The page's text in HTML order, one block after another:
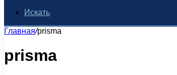
Искать
Главная/prisma
prisma